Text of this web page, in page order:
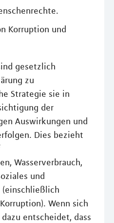
Korruption und
gesetzlich
zu
Strategie sie in
der
Auswirkungen und
Dies bezieht
Wasserverbrauch,
und
Wenn sich
entscheidet, dass